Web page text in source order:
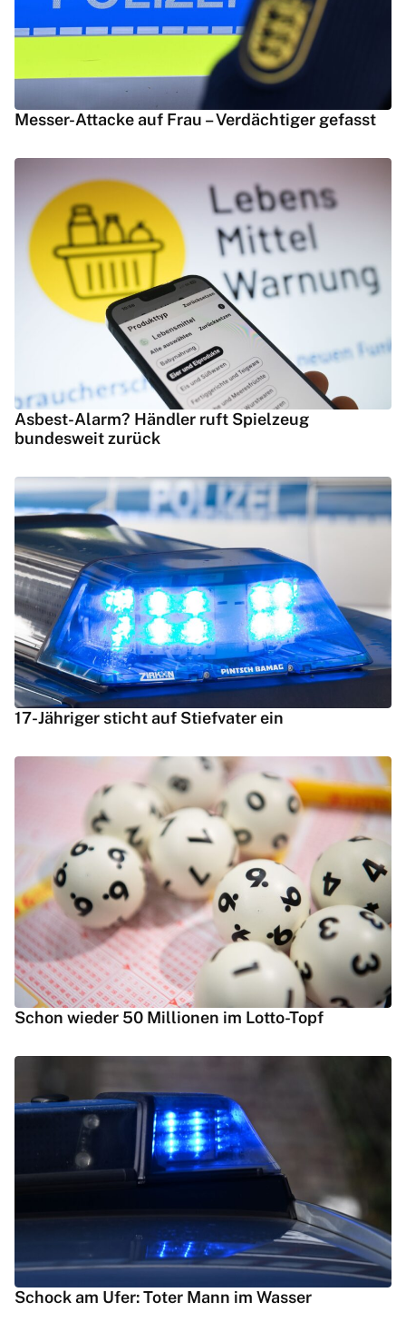
Messer-Attacke auf Frau – Verdächtiger gefasst
Asbest-Alarm? Händler ruft Spielzeug
bundesweit zurück
17-Jähriger sticht auf Stiefvater ein
Schon wieder 50 Millionen im Lotto-Topf
Schock am Ufer: Toter Mann im Wasser